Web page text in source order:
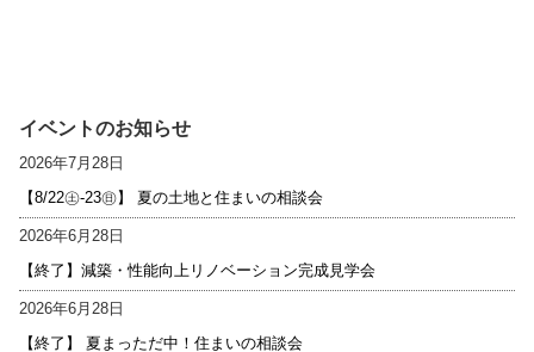
イベントのお知らせ
2026年7月28日
【8/22㊏-23㊐】 夏の土地と住まいの相談会
2026年6月28日
【終了】減築・性能向上リノベーション完成見学会
2026年6月28日
【終了】 夏まっただ中！住まいの相談会